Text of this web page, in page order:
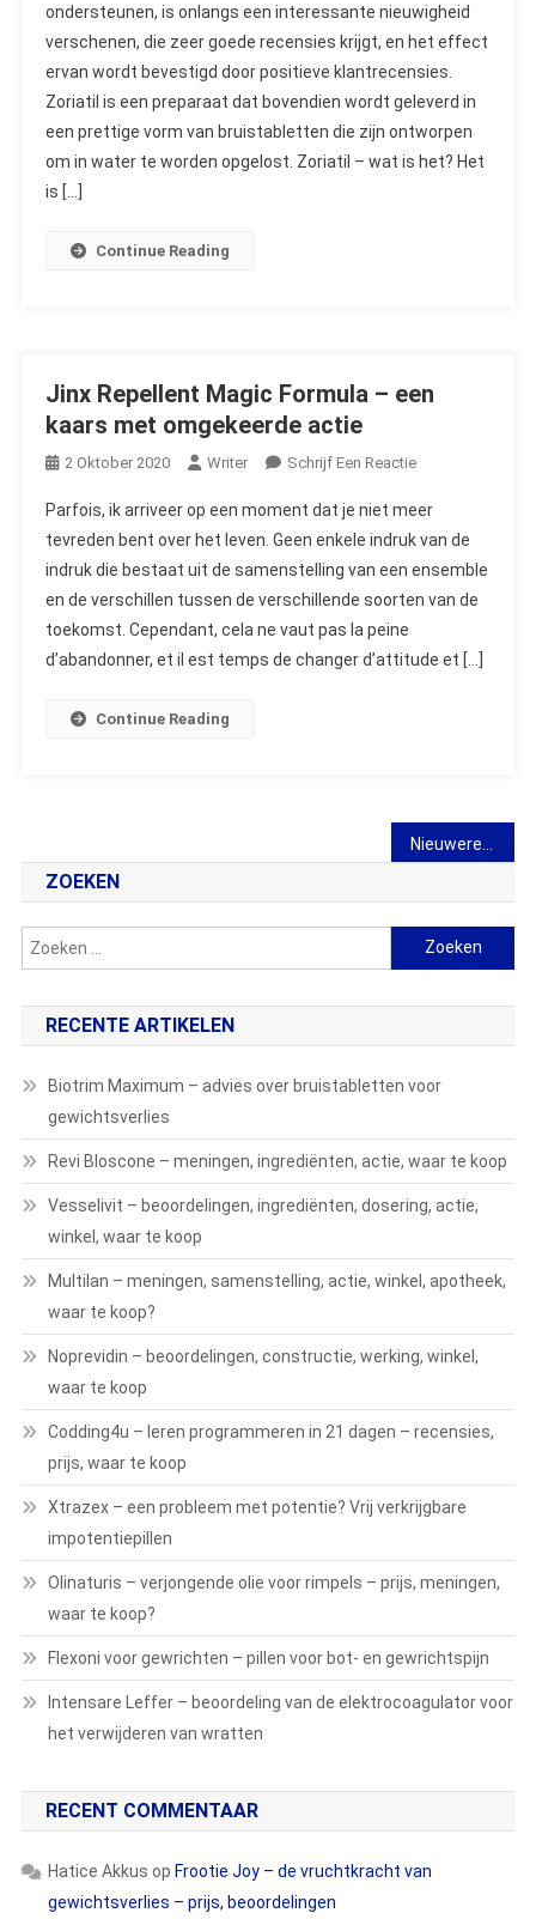
Gewichtsverlies
–
Samenstelling,
Recensies,
Winkel,
Waar
ondersteunen, is onlangs een interessante nieuwigheid
verschenen, die zeer goede recensies krijgt, en het effect
ervan wordt bevestigd door positieve klantrecensies.
Zoriatil is een preparaat dat bovendien wordt geleverd in
een prettige vorm van bruistabletten die zijn ontworpen
om in water te worden opgelost. Zoriatil – wat is het? Het
is […]
Continue Reading
Jinx Repellent Magic Formula – een
kaars met omgekeerde actie
2 Oktober 2020 Writer Schrijf Een ReactieOn
Repellent
Magic
Formula
–
Kaars
Parfois, ik arriveer op een moment dat je niet meer
tevreden bent over het leven. Geen enkele indruk van de
indruk die bestaat uit de samenstelling van een ensemble
en de verschillen tussen de verschillende soorten van de
toekomst. Cependant, cela ne vaut pas la peine
d’abandonner, et il est temps de changer d’attitude et […]
Continue Reading
ZOEKEN
Zoeken
naar:
RECENTE ARTIKELEN
Biotrim Maximum – advies over bruistabletten voor
gewichtsverlies
Revi Bloscone – meningen, ingrediënten, actie, waar te koop
Vesselivit – beoordelingen, ingrediënten, dosering, actie,
winkel, waar te koop
Multilan – meningen, samenstelling, actie, winkel, apotheek,
waar te koop?
Noprevidin – beoordelingen, constructie, werking, winkel,
waar te koop
Codding4u – leren programmeren in 21 dagen – recensies,
prijs, waar te koop
Xtrazex – een probleem met potentie? Vrij verkrijgbare
impotentiepillen
Olinaturis – verjongende olie voor rimpels – prijs, meningen,
waar te koop?
Flexoni voor gewrichten – pillen voor bot- en gewrichtspijn
Intensare Leffer – beoordeling van de elektrocoagulator voor
het verwijderen van wratten
RECENT COMMENTAAR
Hatice Akkus op Frootie Joy – de vruchtkracht van
gewichtsverlies – prijs, beoordelingen